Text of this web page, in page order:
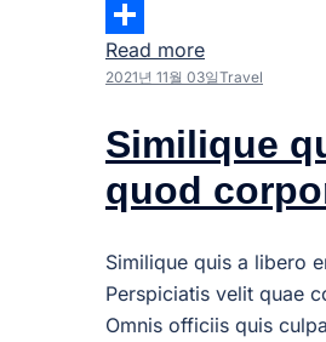
Email
Share
Read more
2021년 11월 03일Travel
Similique
quod
Similique quis a libero
Perspiciatis velit quae
Omnis officiis quis